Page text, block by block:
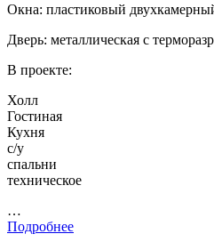
Окна: пластиковый
Дверь: металлическая с
В проекте:
Холл
Гостиная
Кухня
с/у
спальни
техническое
…
Подробнее